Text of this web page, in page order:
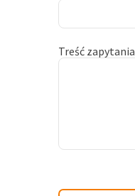
Treść zapytania